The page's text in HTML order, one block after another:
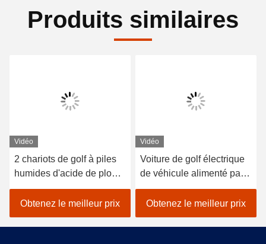
Produits similaires
Vidéo
2 chariots de golf à piles
humides d'acide de plomb
de sièges/golf avec des
erreurs électrique de
voiture
Obtenez le meilleur prix
Vidéo
Voiture de golf électrique
de véhicule alimenté par
batterie au lithium 48V
EXCAR A1S6 + 2 blanc
Obtenez le meilleur prix